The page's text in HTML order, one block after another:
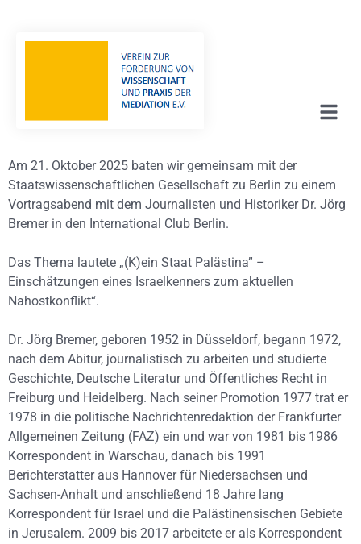
Am 21. Oktober 2025 baten wir gemeinsam mit der
Staatswissenschaftlichen Gesellschaft zu Berlin zu einem
Vortragsabend mit dem Journalisten und Historiker Dr. Jörg
Bremer in den International Club Berlin.
Das Thema lautete „(K)ein Staat Palästina” –
Einschätzungen eines Israelkenners zum aktuellen
Nahostkonflikt“.
Dr. Jörg Bremer, geboren 1952 in Düsseldorf, begann 1972,
nach dem Abitur, journalistisch zu arbeiten und studierte
Geschichte, Deutsche Literatur und Öffentliches Recht in
Freiburg und Heidelberg. Nach seiner Promotion 1977 trat er
1978 in die politische Nachrichtenredaktion der Frankfurter
Allgemeinen Zeitung (FAZ) ein und war von 1981 bis 1986
Korrespondent in Warschau, danach bis 1991
Berichterstatter aus Hannover für Niedersachsen und
Sachsen-Anhalt und anschließend 18 Jahre lang
Korrespondent für Israel und die Palästinensischen Gebiete
in Jerusalem. 2009 bis 2017 arbeitete er als Korrespondent